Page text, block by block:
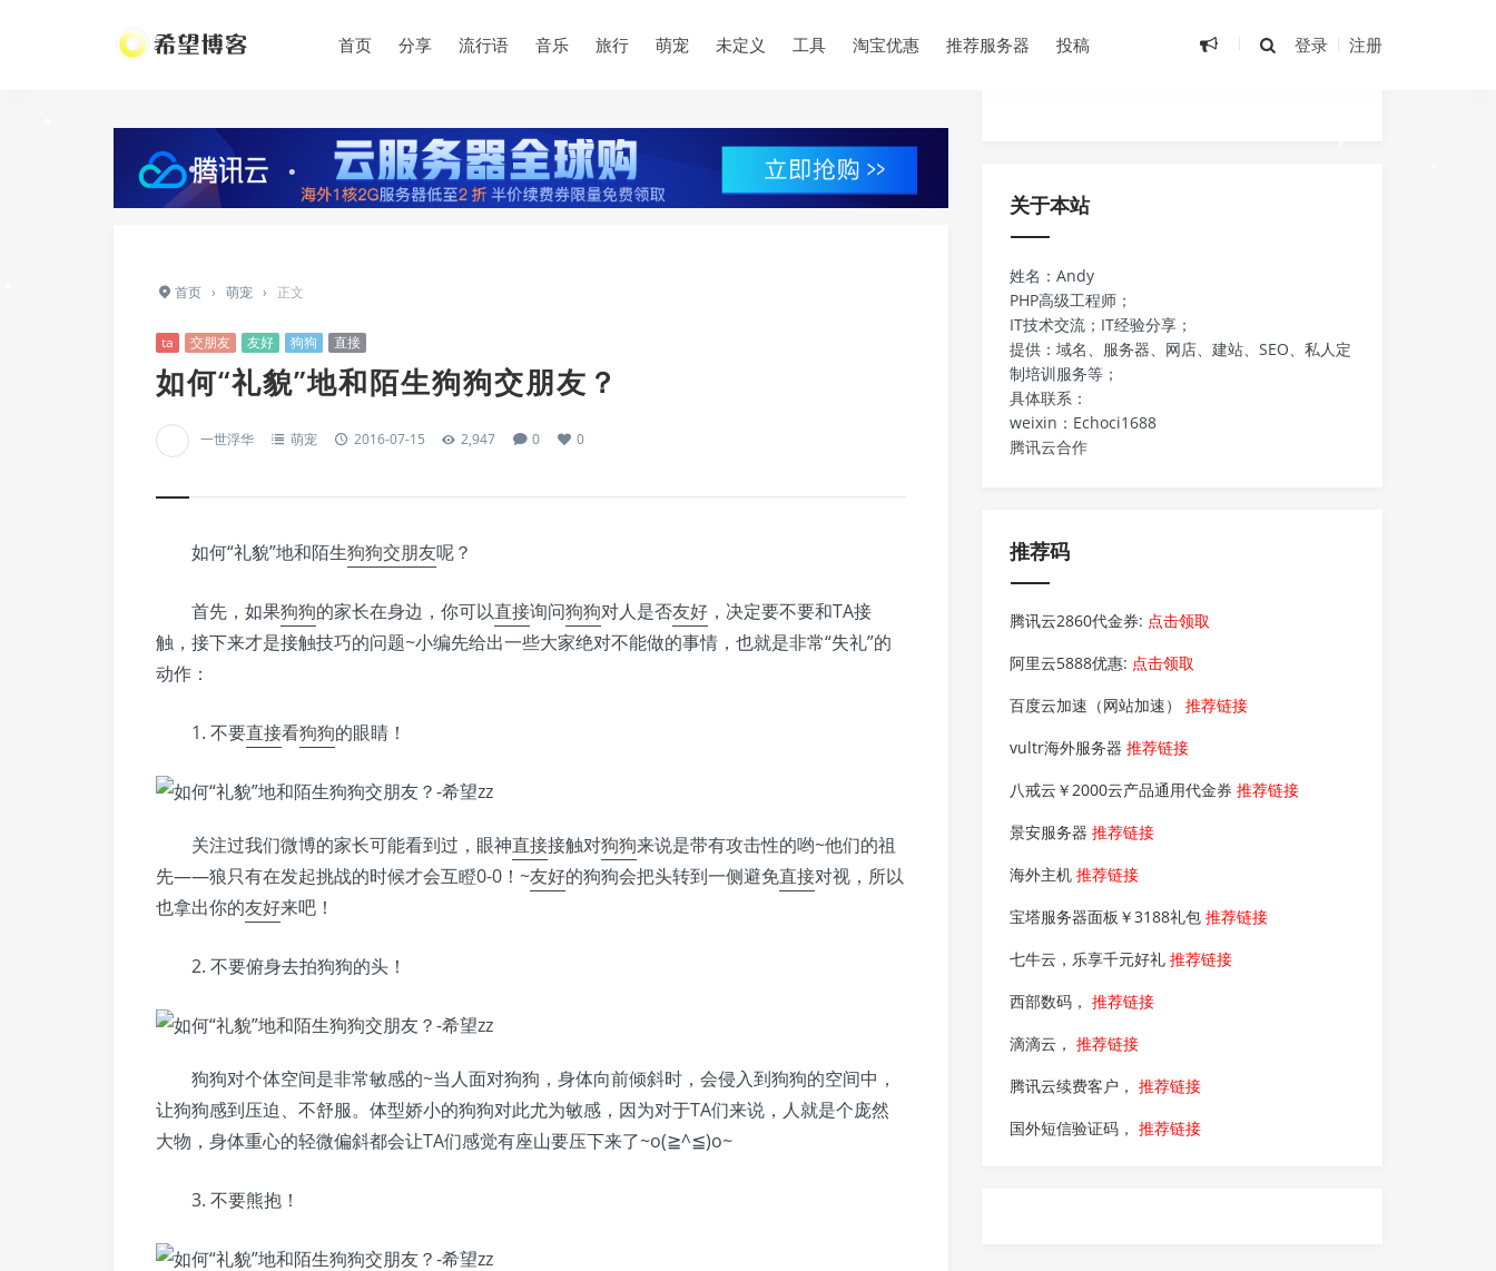
首页 分享 流行语 音乐 旅行 萌宠 未定义 工具 淘宝优惠 推荐服务器 投稿 登录 注册
首页 › 萌宠 › 正文
ta 交朋友 友好 狗狗 直接
如何“礼貌”地和陌生狗狗交朋友？
一世浮华 萌宠 2016-07-15 2,947 0 0
如何“礼貌”地和陌生狗狗交朋友呢？
首先，如果狗狗的家长在身边，你可以直接询问狗狗对人是否友好 ，决定要不要和TA接
触，接下来才是接触技巧的问题~小编先给出一些大家绝对不能做的事情，也就是非常“失礼”的
动作：
1. 不要直接看狗狗的眼睛！
关注过我们微博的家长可能看到过，眼神直接接触对狗狗来说是带有攻击性的哟~他们的祖
先——狼只有在发起挑战的时候才会互瞪0-0！~友好的狗狗会把头转到一侧避免直接对视，所以
也拿出你的友好来吧！
2. 不要俯身去拍狗狗的头！
狗狗对个体空间是非常敏感的~当人面对狗狗，身体向前倾斜时，会侵入到狗狗的空间中，
让狗狗感到压迫、不舒服。体型娇小的狗狗对此尤为敏感，因为对于TA们来说，人就是个庞然
大物，身体重心的轻微偏斜都会让TA们感觉有座山要压下来了~o(≧^≦)o~
3. 不要熊抱！
礼包免费领！
关于本站
姓名：Andy
PHP高级工程师；
IT技术交流；IT经验分享；
提供：域名、服务器、网店、建站、SEO、私人定
制培训服务等；
具体联系：
weixin：Echoci1688
腾讯云合作
推荐码
腾讯云2860代金券: 点击领取
阿里云5888优惠: 点击领取
百度云加速（网站加速）推荐链接
vultr海外服务器推荐链接
八戒云￥2000云产品通用代金券推荐链接
景安服务器推荐链接
海外主机推荐链接
宝塔服务器面板￥3188礼包推荐链接
七牛云，乐享千元好礼推荐链接
西部数码，推荐链接
滴滴云，推荐链接
腾讯云续费客户，推荐链接
国外短信验证码，推荐链接
•
•
•
•
•
•